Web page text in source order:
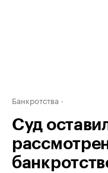
Банкротства
Суд